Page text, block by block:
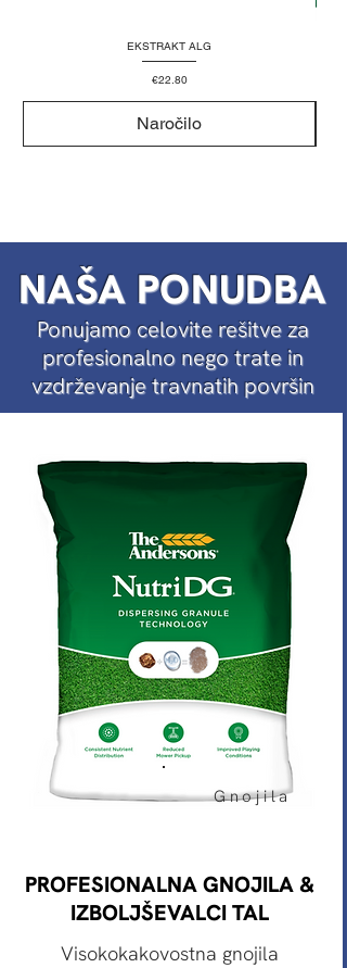
EKSTRAKT ALG
Price
€22.80
Naročilo
NAŠA PONUDBA
Ponujamo celovite rešitve za
profesionalno nego trate in
vzdrževanje travnatih površin
Gnojila
PROFESIONALNA GNOJILA &
IZBOLJŠEVALCI TAL
Visokokakovostna gnojila